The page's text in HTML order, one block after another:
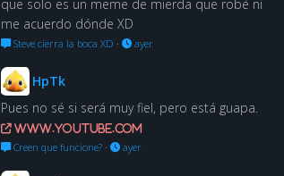
que solo es un meme de mierda que robé ni
me acuerdo dónde XD
Steve cierra la boca XD · ayer
HpTk
Pues no sé si será muy fiel, pero está guapa.
www.youtube.com
Creen que funcione? · ayer